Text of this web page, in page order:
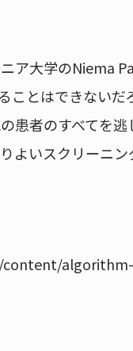
ア大学のNiema
とはできないだ
患者のすべてを逃
よいスクリーニ